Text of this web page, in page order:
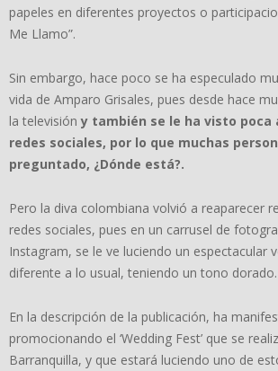
papeles en diferentes proyectos o
Me Llamo”.
Sin embargo, hace poco se ha especulado
vida de Amparo Grisales, pues desde hace
la televisióny también se le ha visto poca
redes sociales, por lo que muchas
preguntado, ¿Dónde está?.
Pero la diva colombiana volvió a reaparecer
redes sociales, pues en un carrusel de
Instagram, se le ve luciendo un espectacular
diferente a lo usual, teniendo un tono dorado.
En la descripción de la publicación, ha
promocionando el ‘Wedding Fest’ que se
Barranquilla, y que estará luciendo uno de